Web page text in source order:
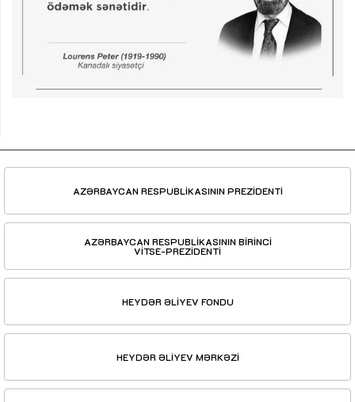
AZƏRBAYCAN RESPUBLİKASININ PREZİDENTİ
AZƏRBAYCAN RESPUBLİKASININ BİRİNCİ
VİTSE-PREZİDENTİ
HEYDƏR ƏLİYEV FONDU
HEYDƏR ƏLİYEV MƏRKƏZİ